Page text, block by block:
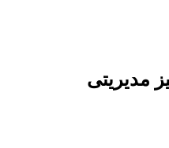
مدیریتی